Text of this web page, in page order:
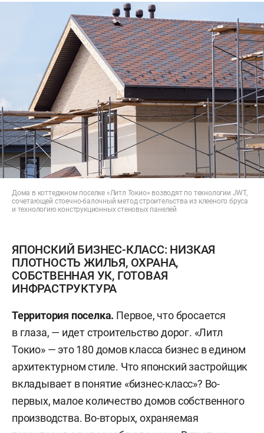
Дома в коттеджном поселке «Литл Токио» возводят по технологии JWT,
сочетающей стоечно-балочный метод строительства из клееного бруса
и технологию конструкционных стеновых панелей
ЯПОНСКИЙ БИЗНЕС-КЛАСС: НИЗКАЯ
ПЛОТНОСТЬ ЖИЛЬЯ, ОХРАНА,
СОБСТВЕННАЯ УК, ГОТОВАЯ
ИНФРАСТРУКТУРА
Территория поселка. Первое, что бросается
в глаза, — идет строительство дорог. «Литл
Токио» — это 180 домов класса бизнес в едином
архитектурном стиле. Что японский застройщик
вкладывает в понятие «бизнес-класс»? Во-
первых, малое количество домов собственного
производства. Во-вторых, охраняемая